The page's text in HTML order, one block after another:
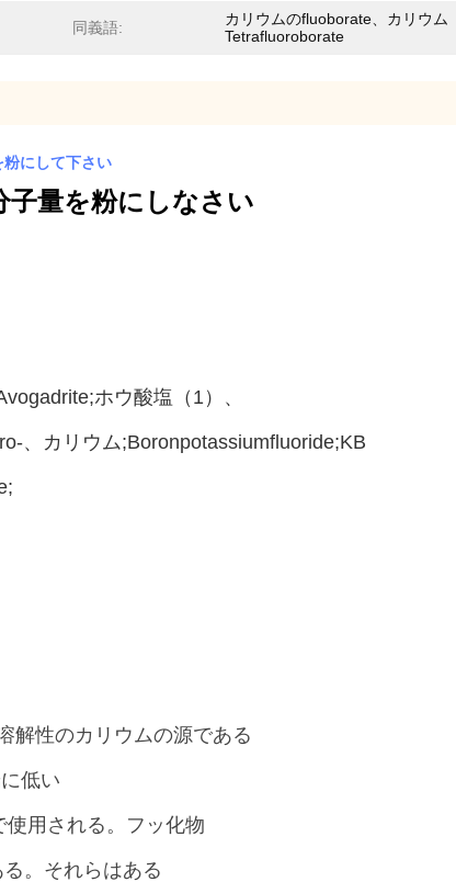
同義語:
カリウムのfluoborate、カリウム
Tetrafluoroborate
にして下さい
量を粉にしなさい
ホウ酸塩（1）、
、カリウム;boronpotassiumfluoride;KB
解性のカリウムの源である
低い
用される。フッ化物
。それらはある